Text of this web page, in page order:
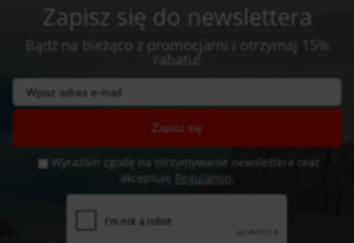
Zapisz się do newslettera
Bądź na bieżąco z promocjami i otrzymaj 15%
rabatu!
Zapisz się
Wyrażam zgodę na otrzymywanie newslettera oraz
akceptuję Regulamin